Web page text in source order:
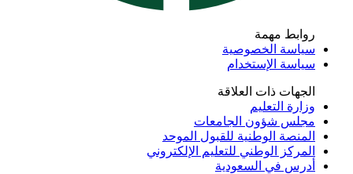
روابط مهمة
سياسة الخصوصية
سياسة الإستخدام
الجهات ذات العلاقة
وزارة التعليم
مجلس شؤون الجامعات
المنصة الوطنية للقبول الموحد
المركز الوطني للتعليم الإلكتروني
أدرس في السعودية